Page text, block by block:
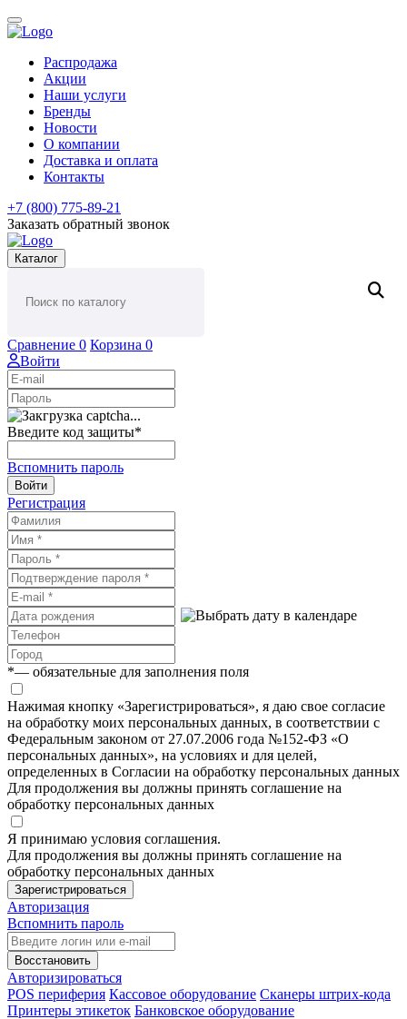
Распродажа
Акции
Наши услуги
Бренды
Новости
О компании
Доставка и оплата
Контакты
+7 (800) 775-89-21
Заказать обратный звонок
Каталог
Сравнение 0 Корзина 0
Войти
Введите код защиты*
Вспомнить пароль
Войти
Регистрация
*— обязательные для заполнения поля
Нажимая кнопку «Зарегистрироваться», я даю свое согласие
на обработку моих персональных данных, в соответствии с
Федеральным законом от 27.07.2006 года №152-ФЗ «О
персональных данных», на условиях и для целей,
определенных в Согласии на обработку персональных данных
Для продолжения вы должны принять соглашение на
обработку персональных данных
Я принимаю условия соглашения.
Для продолжения вы должны принять соглашение на
обработку персональных данных
Зарегистрироваться
Авторизация
Вспомнить пароль
Восстановить
Авторизироваться
POS периферия Кассовое оборудование Сканеры штрих-кода
Принтеры этикеток Банковское оборудование